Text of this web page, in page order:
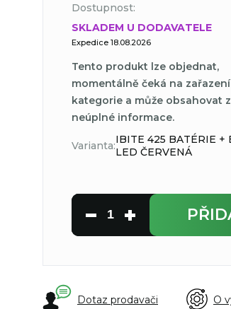
Dostupnost:
SKLADEM U DODAVATELE
Expedice 18.08.2026
Tento produkt lze objednat,
momentálně čeká na
kategorie a může obsahovat
neúplné informace.
Varianta:IBITE 425 BATÉRIE +
LED ČERVENÁ
Dotaz prodavači O